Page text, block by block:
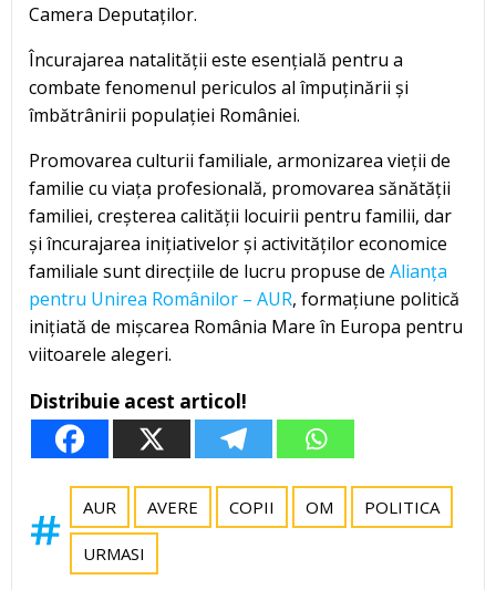
Camera Deputaților.
Încurajarea natalității este esențială pentru a
combate fenomenul periculos al împuținării și
îmbătrânirii populației României.
Promovarea culturii familiale, armonizarea vieții de
familie cu viața profesională, promovarea sănătății
familiei, creșterea calității locuirii pentru familii, dar
și încurajarea inițiativelor și activităților economice
familiale sunt direcțiile de lucru propuse de Alianța
pentru Unirea Românilor – AUR, formațiune politică
inițiată de mișcarea România Mare în Europa pentru
viitoarele alegeri.
Distribuie acest articol!
AUR AVERE COPII OM POLITICA
URMASI